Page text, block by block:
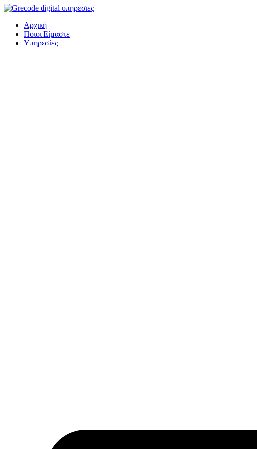
Μετάβαση
περιεχόμενο
Αρχική
Ποιοι Είμαστε
Υπηρεσίες